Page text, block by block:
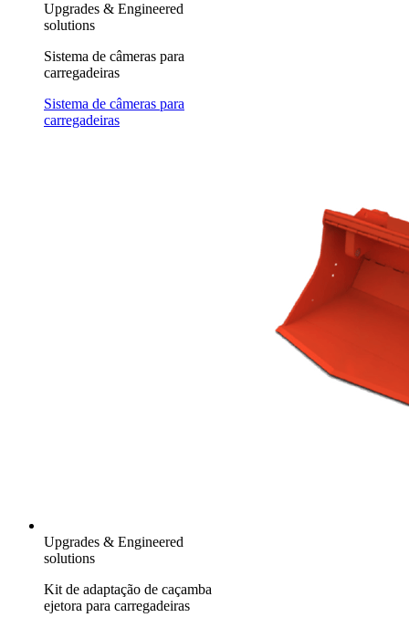
Upgrades & Engineered
solutions
Sistema de câmeras para
carregadeiras
Sistema de câmeras para
carregadeiras
Upgrades & Engineered
solutions
Kit de adaptação de caçamba
ejetora para carregadeiras